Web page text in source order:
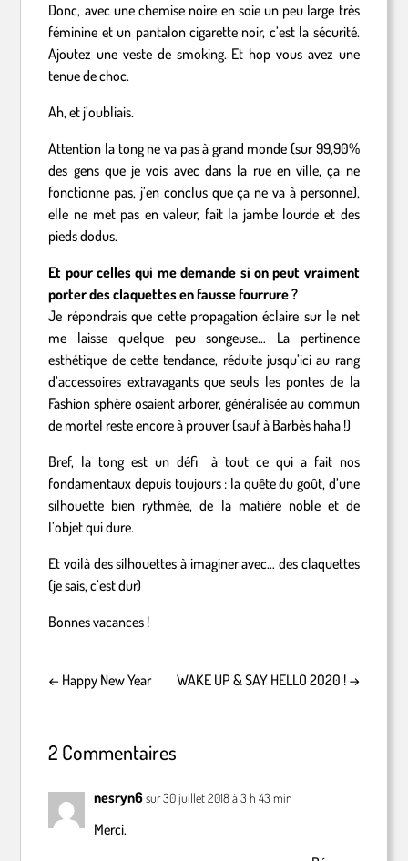
Donc, avec une chemise noire en soie un peu large très
féminine et un pantalon cigarette noir, c’est la sécurité.
Ajoutez une veste de smoking. Et hop vous avez une
tenue de choc.
Ah, et j’oubliais.
Attention la tong ne va pas à grand monde (sur 99,90%
des gens que je vois avec dans la rue en ville, ça ne
fonctionne pas, j’en conclus que ça ne va à personne),
elle ne met pas en valeur, fait la jambe lourde et des
pieds dodus.
Et pour celles qui me demande si on peut vraiment
porter des claquettes en fausse fourrure ?
Je répondrais que cette propagation éclaire sur le net
me laisse quelque peu songeuse… La pertinence
esthétique de cette tendance, réduite jusqu’ici au rang
d’accessoires extravagants que seuls les pontes de la
Fashion sphère osaient arborer, généralisée au commun
de mortel reste encore à prouver (sauf à Barbès haha !)
Bref, la tong est un défi à tout ce qui a fait nos
fondamentaux depuis toujours : la quête du goût, d’une
silhouette bien rythmée, de la matière noble et de
l’objet qui dure.
Et voilà des silhouettes à imaginer avec… des claquettes
(je sais, c’est dur)
Bonnes vacances !
← Happy New Year WAKE UP & SAY HELLO 2020 ! →
2 Commentaires
nesryn6 sur 30 juillet 2018 à 3 h 43 min
Merci.